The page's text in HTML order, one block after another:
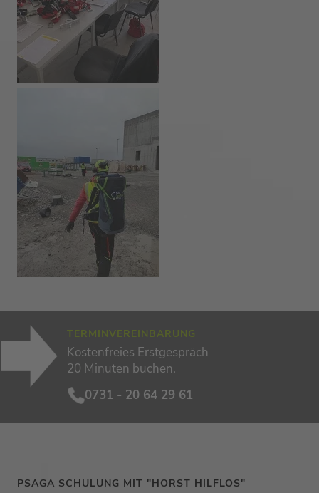
TERMINVEREINBARUNG
Kostenfreies Erstgespräch
20 Minuten buchen.
0731 - 20 64 29 61
PSAGA SCHULUNG MIT "HORST HILFLOS"